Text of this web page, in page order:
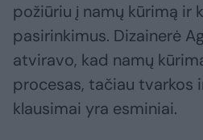
požiūriu į namų kūrimą ir
pasirinkimus. Dizainerė
atviravo, kad namų
procesas, tačiau tvarkos
klausimai yra esminiai.